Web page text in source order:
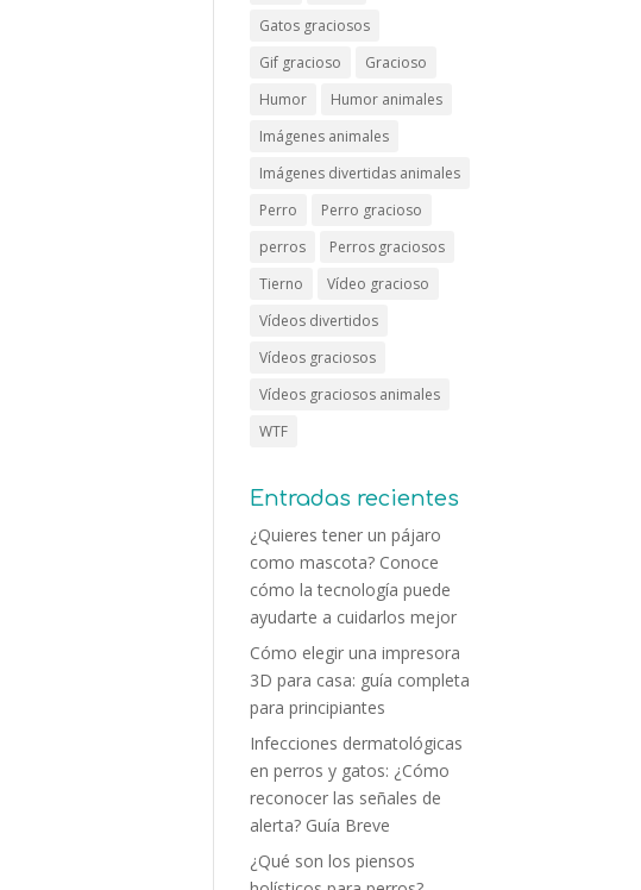
Gatos graciosos
Gif gracioso
Gracioso
Humor
Humor animales
Imágenes animales
Imágenes divertidas animales
Perro
Perro gracioso
perros
Perros graciosos
Tierno
Vídeo gracioso
Vídeos divertidos
Vídeos graciosos
Vídeos graciosos animales
WTF
Entradas recientes
¿Quieres tener un pájaro
como mascota? Conoce
cómo la tecnología puede
ayudarte a cuidarlos mejor
Cómo elegir una impresora
3D para casa: guía completa
para principiantes
Infecciones dermatológicas
en perros y gatos: ¿Cómo
reconocer las señales de
alerta? Guía Breve
¿Qué son los piensos